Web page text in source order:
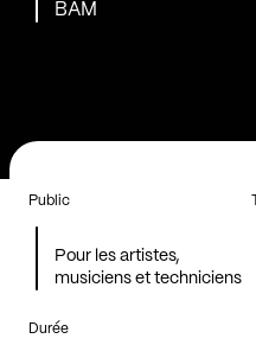
BAM
Public
Pour les artistes,
musiciens et techniciens
Durée